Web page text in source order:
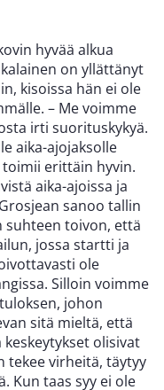
hyvää alkua
on yllättänyt
kisoissa hän ei ole
– Me voimme
irti suorituskykyä.
aika-ajojaksolle
erittäin hyvin.
aika-ajoissa ja
sanoo tallin
suhteen toivon, että
jossa startti ja
ole
Silloin voimme
johon
sitä mieltä, että
keskeytykset olisivat
tekee virheitä, täytyy
Kun taas syy ei ole